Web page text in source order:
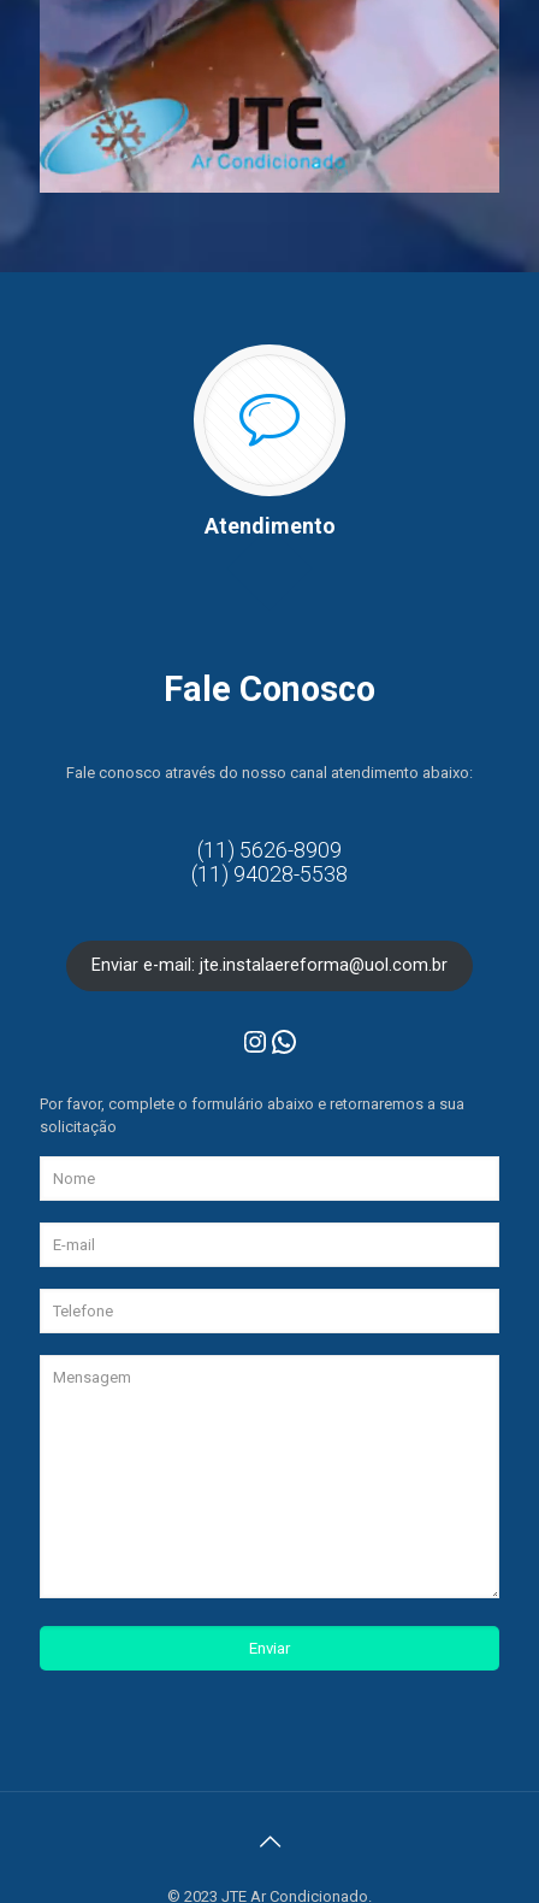
Atendimento
Fale Conosco
Fale conosco através do nosso canal atendimento abaixo:
(11) 5626-8909
(11) 94028-5538
Enviar e-mail: jte.instalaereforma@uol.com.br
Instagram
WhatsApp
Por favor, complete o formulário abaixo e retornaremos a sua
solicitação
© 2023 JTE Ar Condicionado.